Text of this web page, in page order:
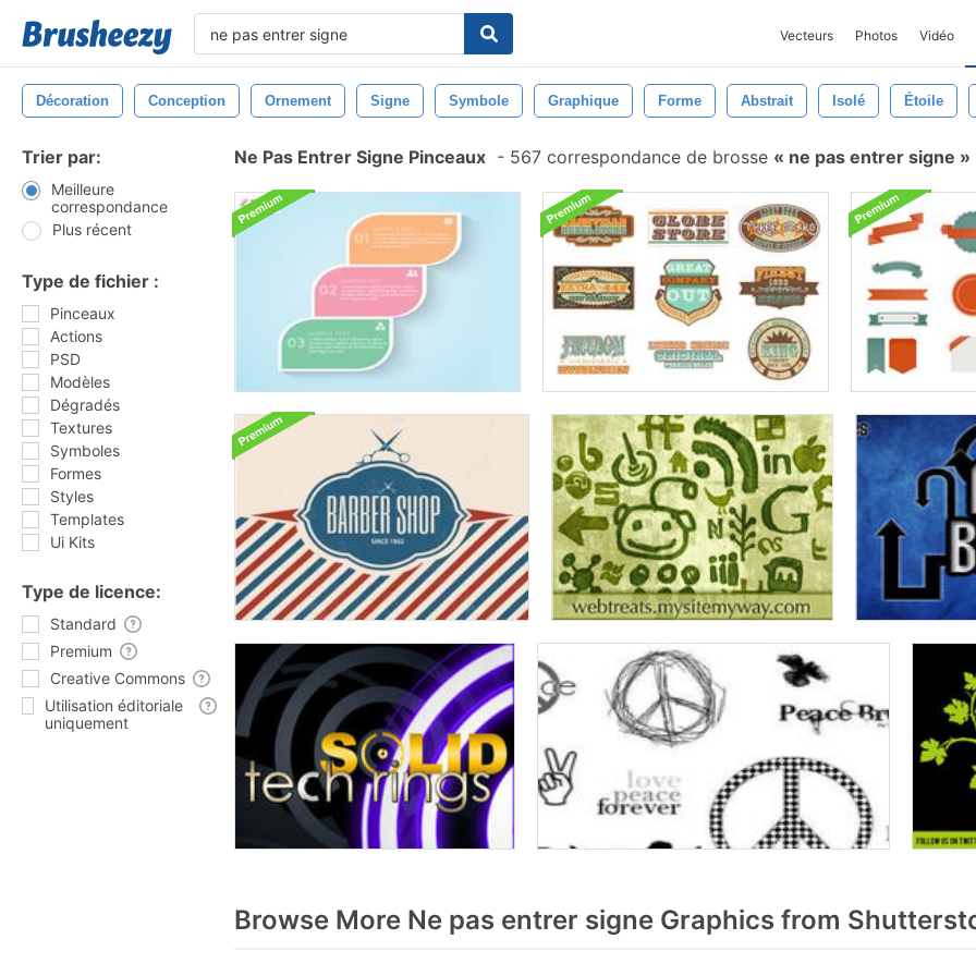
Vecteurs Photos Vidéo
Décoration Conception Ornement Signe Symbole Graphique Forme Abstrait Isolé Étoile
Trier par:
Meilleure
correspondance
Plus récent
Type de fichier :
Pinceaux
Actions
PSD
Modèles
Dégradés
Textures
Symboles
Formes
Styles
Templates
Ui Kits
Type de licence:
Standard
Premium
Creative Commons
Utilisation éditoriale
uniquement
Ne Pas Entrer Signe Pinceaux - 567 correspondance de brosse ne pas entrer signe
Browse More Ne pas entrer signe Graphics from